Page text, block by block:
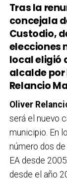
Tras la
concejala
Custodio,
elecciones
local eligió
alcalde por
Relancio
Oliver
será el nuevo
municipio. En
número dos
EA desde
desde el año